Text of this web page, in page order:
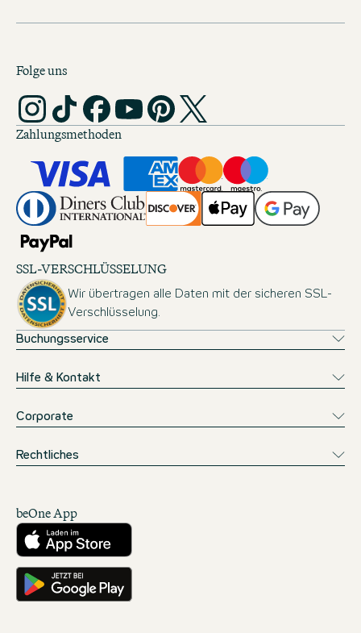
Folge uns
Zahlungsmethoden
SSL-VERSCHLÜSSELUNG
Wir übertragen alle Daten mit der sicheren SSL-
Verschlüsselung.
Buchungsservice
Hilfe & Kontakt
Corporate
Rechtliches
beOne App
Herunterladen aus dem App Store
Hole es dir auf Google Play